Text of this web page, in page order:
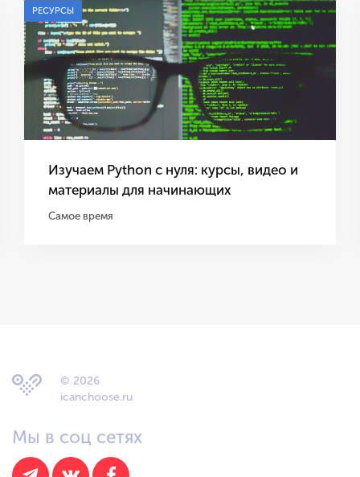
РЕСУРСЫ
Изучаем Python с нуля: курсы, видео и
материалы для начинающих
Самое время
© 2026
icanchoose.ru
Мы в соц сетях